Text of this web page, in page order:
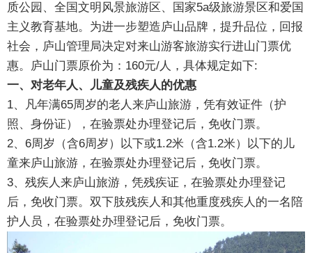
质公园、全国文明风景旅游区、国家5a级旅游景区和爱国
主义教育基地。为进一步塑造庐山品牌，提升品位，回报
社会，庐山管理局决定对来山游客旅游实行进山门票优
惠。庐山门票原价为：160元/人，具体规定如下:
一、对老年人、儿童及残疾人的优惠
1、凡年满65周岁的老人来庐山旅游，凭有效证件（护
照、身份证），在验票处办理登记后，免收门票。
2、6周岁（含6周岁）以下或1.2米（含1.2米）以下的儿
童来庐山旅游，在验票处办理登记后，免收门票。
3、残疾人来庐山旅游，凭残疾证，在验票处办理登记
后，免收门票。双下肢残疾人和其他重度残疾人的一名陪
护人员，在验票处办理登记后，免收门票。